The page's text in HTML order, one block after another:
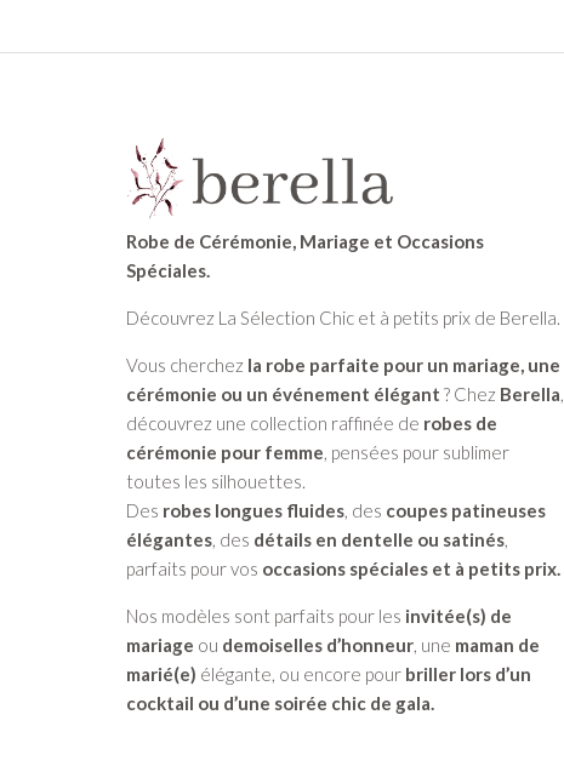
Robe de Cérémonie, Mariage et Occasions
Spéciales.
Découvrez La Sélection Chic et à petits prix de Berella.
Vous cherchez la robe parfaite pour un mariage, une
cérémonie ou un événement élégant ? Chez Berella,
découvrez une collection raffinée de robes de
cérémonie pour femme, pensées pour sublimer
toutes les silhouettes.
Des robes longues fluides, des coupes patineuses
élégantes, des détails en dentelle ou satinés,
parfaits pour vos occasions spéciales et à petits prix.
Nos modèles sont parfaits pour les invitée(s) de
mariage ou demoiselles d’honneur, une maman de
marié(e) élégante, ou encore pour briller lors d’un
cocktail ou d’une soirée chic de gala.